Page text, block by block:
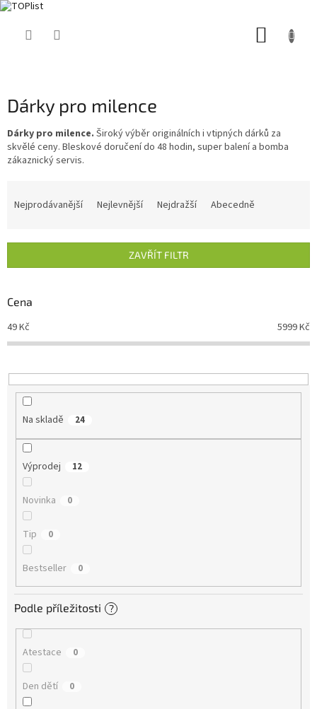
Dárky pro milence
Dárky pro milence. Široký výběr originálních i vtipných dárků za
skvělé ceny. Bleskové doručení do 48 hodin, super balení a bomba
zákaznický servis.
í
r
o
d
u
t
ů
Nejprodávanější Nejlevnější Nejdražší Abecedně
ZAVŘÍT FILTR
Cena
49Kč 5999Kč
Na skladě 24
Výprodej 12
Novinka 0
Tip 0
Bestseller 0
Podle příležitosti ?
Atestace 0
Den dětí 0